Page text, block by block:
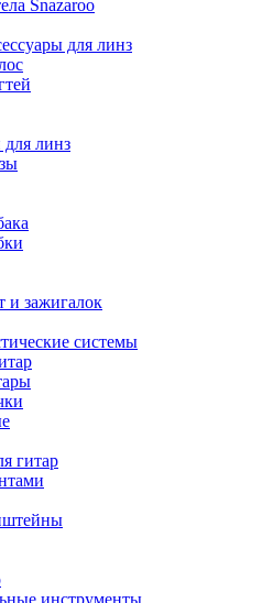
Snazaroo
для линз
линз
и зажигалок
системы
гитар
инструменты